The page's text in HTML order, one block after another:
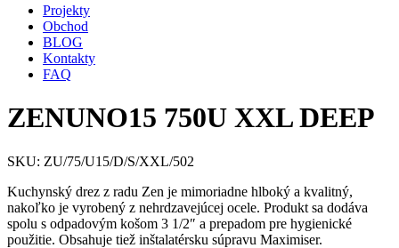
Projekty
Obchod
BLOG
Kontakty
FAQ
ZENUNO15 750U XXL DEEP
SKU: ZU/75/U15/D/S/XXL/502
Kuchynský drez z radu Zen je mimoriadne hlboký a kvalitný,
nakoľko je vyrobený z nehrdzavejúcej ocele. Produkt sa dodáva
spolu s odpadovým košom 3 1/2″ a prepadom pre hygienické
použitie. Obsahuje tiež inštalatérsku súpravu Maximiser.